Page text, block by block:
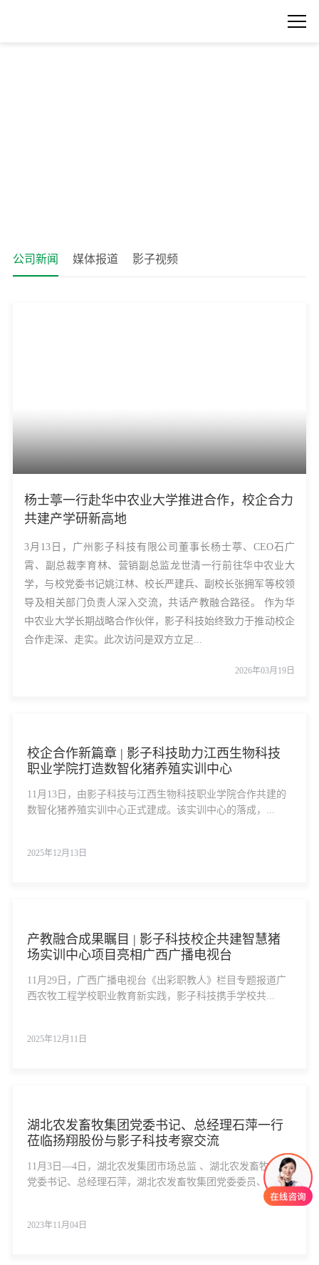
公司新闻 媒体报道 影子视频
杨士葶一行赴华中农业大学推进合作，校企合力
共建产学研新高地
3月13日，广州影子科技有限公司董事长杨士葶、CEO石广
霄、副总裁李育林、营销副总监龙世清一行前往华中农业大
学，与校党委书记姚江林、校长严建兵、副校长张拥军等校领
导及相关部门负责人深入交流，共话产教融合路径。 作为华
中农业大学长期战略合作伙伴，影子科技始终致力于推动校企
合作走深、走实。此次访问是双方立足...
2026年03月19日
校企合作新篇章 | 影子科技助力江西生物科技
职业学院打造数智化猪养殖实训中心
11月13日，由影子科技与江西生物科技职业学院合作共建的
数智化猪养殖实训中心正式建成。该实训中心的落成，...
2025年12月13日
产教融合成果瞩目 | 影子科技校企共建智慧猪
场实训中心项目亮相广西广播电视台
11月29日，广西广播电视台《出彩职教人》栏目专题报道广
西农牧工程学校职业教育新实践，影子科技携手学校共...
2025年12月11日
湖北农发畜牧集团党委书记、总经理石萍一行
莅临扬翔股份与影子科技考察交流
11月3日—4日，湖北农发集团市场总监 、湖北农发畜牧集团
党委书记、总经理石萍，湖北农发畜牧集团党委委员、...
2023年11月04日